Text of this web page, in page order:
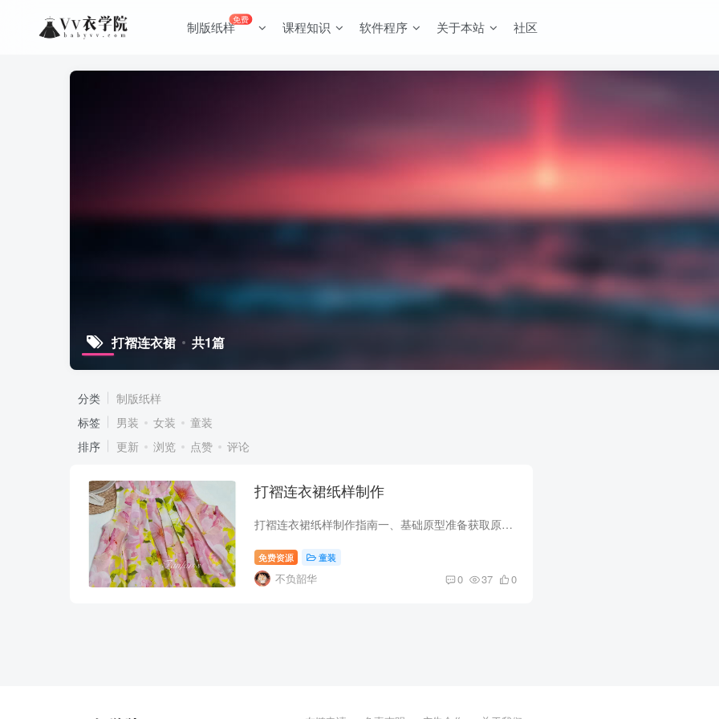
制版纸样免费 课程知识 软件程序 关于本站 社区
打褶连衣裙 共1篇
分类
制版纸样
标签
男装 女装
童装
排序
更新 浏览 点赞 评论
打褶连衣裙纸样制作
打褶连衣裙纸样制作指南一、基础原型准备获取原型‌：使用标准连衣裙基础原型（如无省原型），确保胸围、腰围、臀围等关键尺寸符合自身测量数据。调整领口与肩线‌：加深后领口约2厘米，缩短肩...
免费资源 童装
不负韶华 0 37 0